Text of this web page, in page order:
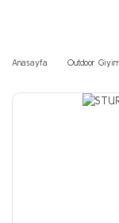
Anasayfa Outdoor